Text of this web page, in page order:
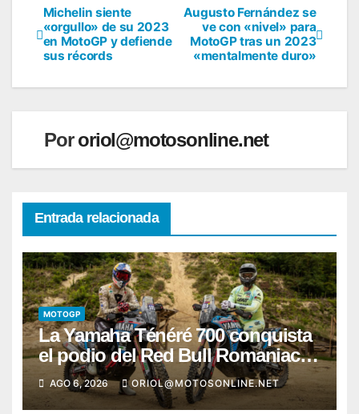
Navegación
de
entradas
Augusto Fernández se
ve con «nivel» para
MotoGP tras un 2023
«mentalmente duro»
Michelin siente
«orgullo» de su 2023
en MotoGP y defiende
sus récords
Pororiol@motosonline.net
Entrada relacionada
MOTOGP
La Yamaha Ténéré 700 conquista
el podio del Red Bull Romaniacs
2026 con Pol Tarrés
AGO 6, 2026 ORIOL@MOTOSONLINE.NET